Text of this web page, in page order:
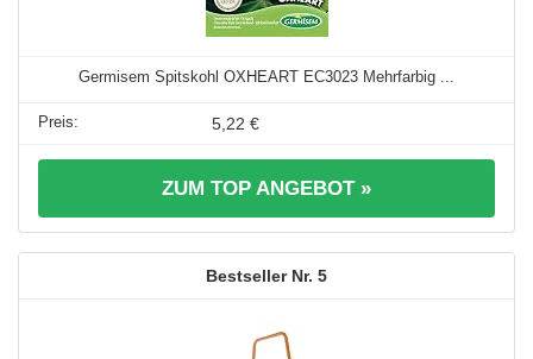
Germisem Spitskohl OXHEART EC3023 Mehrfarbig ...
5,22 €
ZUM TOP ANGEBOT »
5